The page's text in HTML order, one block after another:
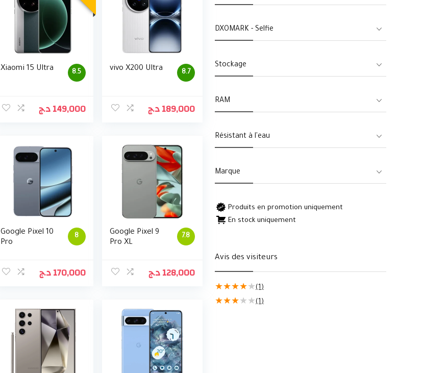
8.5
Xiaomi 15 Ultra
149,000د.ج
8.7
vivo X200 Ultra
189,000د.ج
8
Google Pixel 10
Pro
170,000د.ج
7.8
Google Pixel 9
Pro XL
128,000د.ج
DXOMARK - Selfie
Stockage
RAM
Résistant à l'eau
Marque
Produits en promotion uniquement
En stock uniquement
Avis des visiteurs
★★★★★ (1)
★★★★ ★ (1)